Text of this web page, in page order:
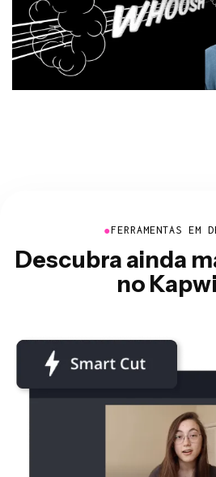
●FERRAMENTAS EM
Descubra ainda
no